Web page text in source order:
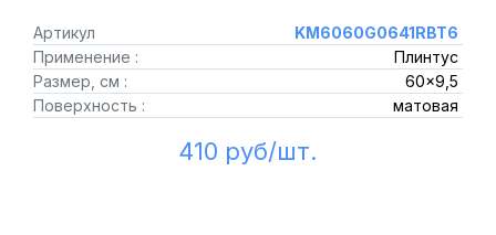
Артикул
KM6060G0641RBT6
Применение :
Плинтус
Размер, см :
60x9,5
Поверхность :
матовая
410 руб/шт.